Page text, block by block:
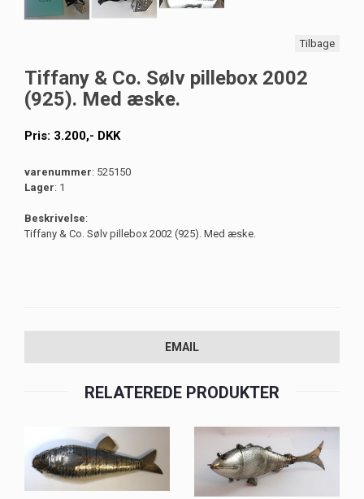
Tilbage
Tiffany & Co. Sølv pillebox 2002
(925). Med æske.
Pris: 3.200,- DKK
varenummer: 525150
Lager: 1
Beskrivelse:
Tiffany & Co. Sølv pillebox 2002 (925). Med æske.
EMAIL
RELATEREDE PRODUKTER